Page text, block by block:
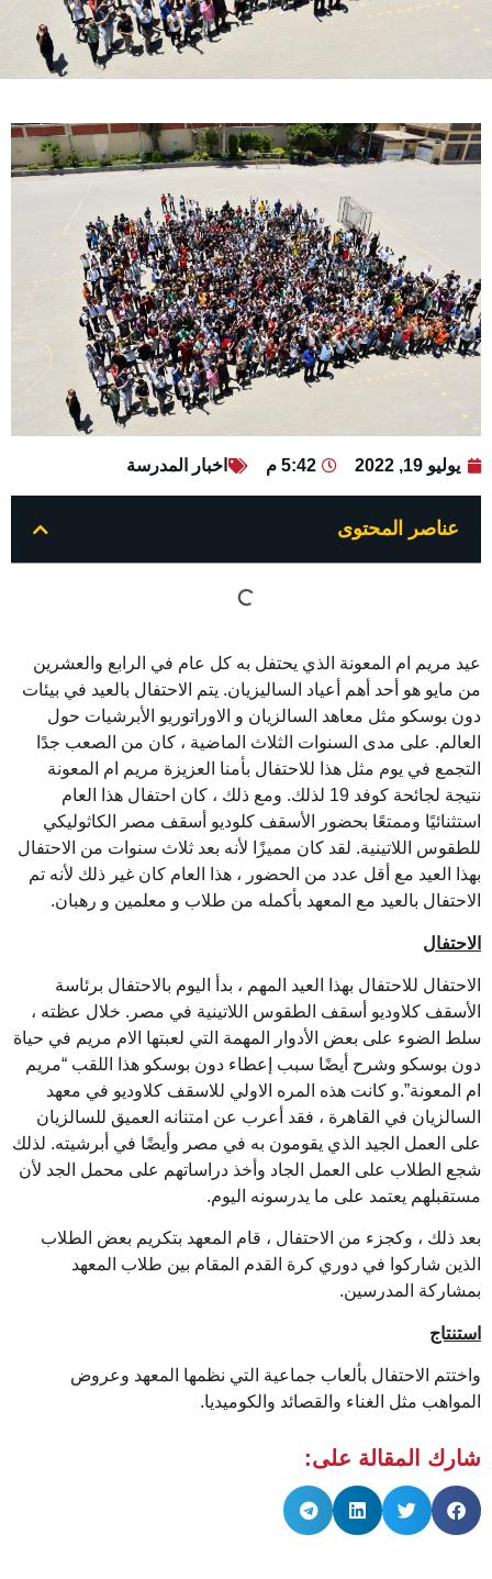
يوليو 19, 2022 5:42 م اخبار المدرسة
عناصر المحتوى
عيد مريم ام المعونة الذي يحتفل به كل عام في الرابع والعشرين
من مايو هو أحد أهم أعياد الساليزيان. يتم الاحتفال بالعيد في بيئات
دون بوسكو مثل معاهد السالزيان و الاوراتوريو الأبرشيات حول
العالم. على مدى السنوات الثلاث الماضية ، كان من الصعب جدًا
التجمع في يوم مثل هذا للاحتفال بأمنا العزيزة مريم ام المعونة
نتيجة لجائحة كوفد 19 لذلك. ومع ذلك ، كان احتفال هذا العام
استثنائيًا وممتعًا بحضور الأسقف كلوديو أسقف مصر الكاثوليكي
للطقوس اللاتينية. لقد كان مميزًا لأنه بعد ثلاث سنوات من الاحتفال
بهذا العيد مع أقل عدد من الحضور ، هذا العام كان غير ذلك لأنه تم
الاحتفال بالعيد مع المعهد بأكمله من طلاب و معلمين و رهبان.
الاحتفال
الاحتفال للاحتفال بهذا العيد المهم ، بدأ اليوم بالاحتفال برئاسة
الأسقف كلاوديو أسقف الطقوس اللاتينية في مصر. خلال عظته ،
سلط الضوء على بعض الأدوار المهمة التي لعبتها الام مريم في حياة
دون بوسكو وشرح أيضًا سبب إعطاء دون بوسكو هذا اللقب “مريم
ام المعونة”.و كانت هذه المره الاولي للاسقف كلاوديو في معهد
السالزيان في القاهرة ، فقد أعرب عن امتنانه العميق للسالزيان
على العمل الجيد الذي يقومون به في مصر وأيضًا في أبرشيته. لذلك
شجع الطلاب على العمل الجاد وأخذ دراساتهم على محمل الجد لأن
مستقبلهم يعتمد على ما يدرسونه اليوم.
بعد ذلك ، وكجزء من الاحتفال ، قام المعهد بتكريم بعض الطلاب
الذين شاركوا في دوري كرة القدم المقام بين طلاب المعهد
بمشاركة المدرسين.
استنتاج
واختتم الاحتفال بألعاب جماعية التي نظمها المعهد وعروض
المواهب مثل الغناء والقصائد والكوميديا.
شارك المقالة على: